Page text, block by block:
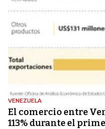
VENEZUELA
El comercio entre
113% durante el